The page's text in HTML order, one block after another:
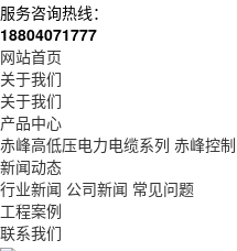
服务咨询热线：
18804071777
网站首页
关于我们
关于我们
产品中心
赤峰高低压电力电缆系列 赤峰控
新闻动态
行业新闻 公司新闻 常见问题
工程案例
联系我们